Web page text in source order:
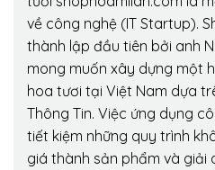
về công nghệ (IT Startup).
thành lập đầu tiên bởi anh
mong muốn xây dựng một
hoa tươi tại Việt Nam dựa
Thông Tin. Việc ứng dụng
tiết kiệm những quy trình
giá thành sản phẩm và giải